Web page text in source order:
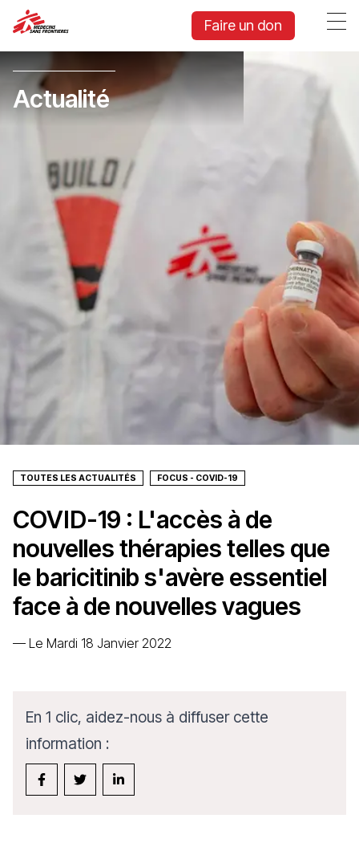
Faire un don
Actualité
TOUTES LES ACTUALITÉS FOCUS - COVID-19
COVID-19 : L'accès à de
nouvelles thérapies telles que
le baricitinib s'avère essentiel
face à de nouvelles vagues
— Le Mardi 18 Janvier 2022
En 1 clic, aidez-nous à diffuser cette
information :